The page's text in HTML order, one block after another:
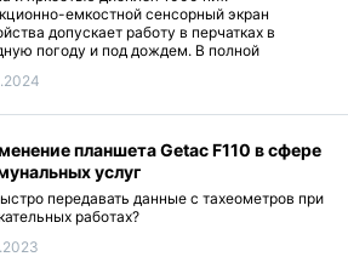
емкостной сенсорный экран
допускает работу в перчатках в
погоду и под дождем. В полной
мм и вес 6,05 кг. Работает серия
планшета Getac F110 в сфере
услуг
передавать данные с тахеометров при
работах?